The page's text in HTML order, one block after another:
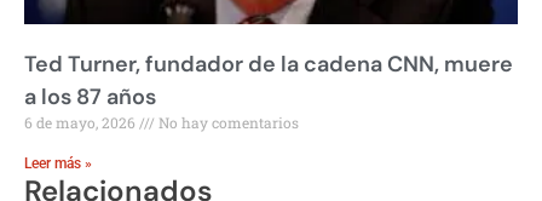
Ted Turner, fundador de la cadena CNN, muere
a los 87 años
6 de mayo, 2026 No hay comentarios
Leer más »
Relacionados